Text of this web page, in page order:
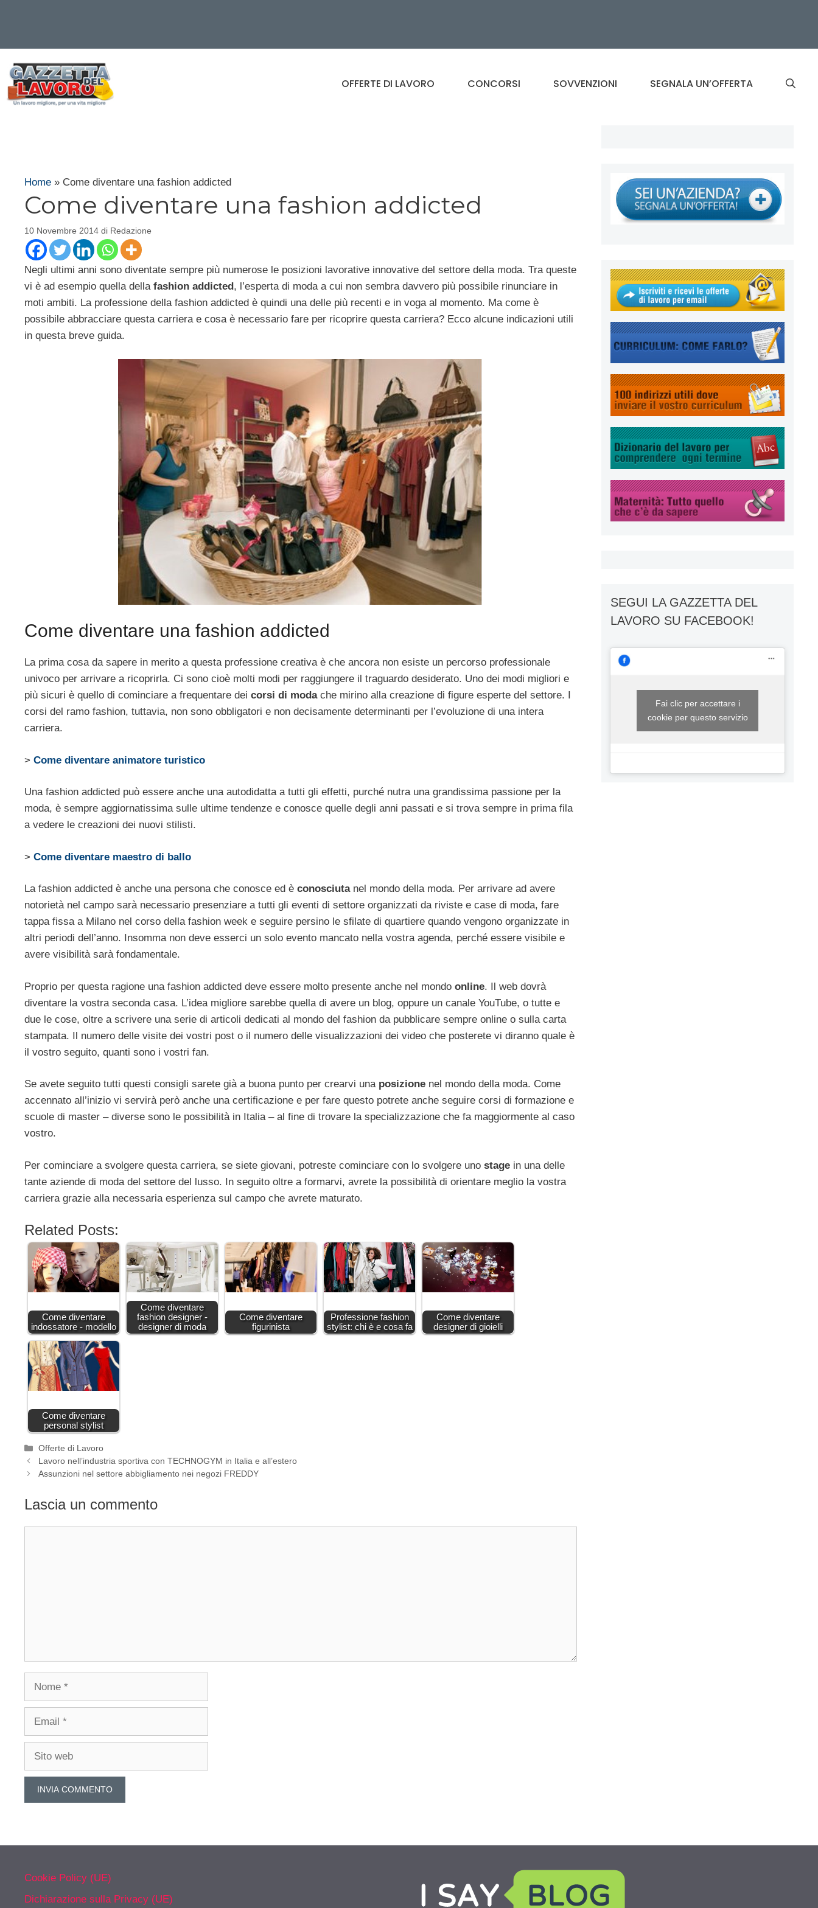
contenuto
OFFERTE DI LAVORO CONCORSI SOVVENZIONI SEGNALA UN’OFFERTA
Home » Come diventare una fashion addicted
Come diventare una fashion addicted
10 Novembre 2014 di Redazione
Negli ultimi anni sono diventate sempre più numerose le posizioni lavorative innovative del settore della moda. Tra queste
vi è ad esempio quella della fashion addicted, l’esperta di moda a cui non sembra davvero più possibile rinunciare in
moti ambiti. La professione della fashion addicted è quindi una delle più recenti e in voga al momento. Ma come è
possibile abbracciare questa carriera e cosa è necessario fare per ricoprire questa carriera? Ecco alcune indicazioni utili
in questa breve guida.
Come diventare una fashion addicted
La prima cosa da sapere in merito a questa professione creativa è che ancora non esiste un percorso professionale
univoco per arrivare a ricoprirla. Ci sono cioè molti modi per raggiungere il traguardo desiderato. Uno dei modi migliori e
più sicuri è quello di cominciare a frequentare dei corsi di modache mirino alla creazione di figure esperte del settore. I
corsi del ramo fashion, tuttavia, non sono obbligatori e non decisamente determinanti per l’evoluzione di una intera
carriera.
> Come diventare animatore turistico
Una fashion addicted può essere anche una autodidatta a tutti gli effetti, purché nutra una grandissima passione per la
moda, è sempre aggiornatissima sulle ultime tendenze e conosce quelle degli anni passati e si trova sempre in prima fila
a vedere le creazioni dei nuovi stilisti.
> Come diventare maestro di ballo
La fashion addicted è anche una persona che conosce ed è conosciutanel mondo della moda. Per arrivare ad avere
notorietà nel campo sarà necessario presenziare a tutti gli eventi di settore organizzati da riviste e case di moda, fare
tappa fissa a Milano nel corso della fashion week e seguire persino le sfilate di quartiere quando vengono organizzate in
altri periodi dell’anno. Insomma non deve esserci un solo evento mancato nella vostra agenda, perché essere visibile e
avere visibilità sarà fondamentale.
Proprio per questa ragione una fashion addicted deve essere molto presente anche nel mondo online. Il web dovrà
diventare la vostra seconda casa. L’idea migliore sarebbe quella di avere un blog, oppure un canale YouTube, o tutte e
due le cose, oltre a scrivere una serie di articoli dedicati al mondo del fashion da pubblicare sempre online o sulla carta
stampata. Il numero delle visite dei vostri post o il numero delle visualizzazioni dei video che posterete vi diranno quale è
il vostro seguito, quanti sono i vostri fan.
Se avete seguito tutti questi consigli sarete già a buona punto per crearvi una posizione nel mondo della moda. Come
accennato all’inizio vi servirà però anche una certificazione e per fare questo potrete anche seguire corsi di formazione e
scuole di master – diverse sono le possibilità in Italia – al fine di trovare la specializzazione che fa maggiormente al caso
vostro.
Per cominciare a svolgere questa carriera, se siete giovani, potreste cominciare con lo svolgere uno stage in una delle
tante aziende di moda del settore del lusso. In seguito oltre a formarvi, avrete la possibilità di orientare meglio la vostra
carriera grazie alla necessaria esperienza sul campo che avrete maturato.
Related Posts:
Come diventare
indossatore - modello
Come diventare
fashion designer -
designer di moda
Come diventare
figurinista
Professione fashion
stylist: chi è e cosa fa
Come diventare
designer di gioielli
Come diventare
personal stylist
Categorie
Offerte di Lavoro
Lavoro nell’industria sportiva con TECHNOGYM in Italia e all’estero
Assunzioni nel settore abbigliamento nei negozi FREDDY
Lascia un commento
SEGUI LA GAZZETTA DEL
LAVORO SU FACEBOOK!
Fai clic per accettare i
cookie per questo servizio
Cookie Policy (UE)
Dichiarazione sulla Privacy (UE)